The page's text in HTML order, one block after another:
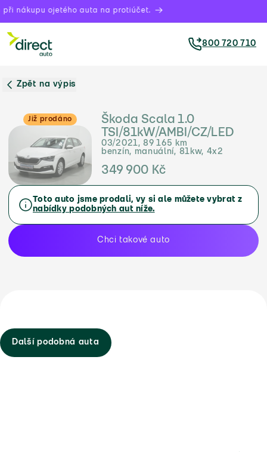
nákupu ojetého auta na protiúčet.
800 720 710
Zpět na výpis
Již prodáno
Škoda Scala 1.0
TSI/81kW/AMBI/CZ/LED
03/2021, 89 165 km
benzín, manuální, 81kw, 4x2
349 900 Kč
Toto auto jsme prodali, vy si ale můžete vybrat z
nabídky podobných aut níže.
Chci takové auto
Další podobná auta